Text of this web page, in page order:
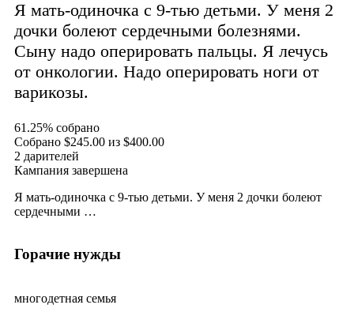
Я мать-одиночка с 9-тью детьми. У меня 2
дочки болеют сердечными болезнями.
Сыну надо оперировать пальцы. Я лечусь
от онкологии. Надо оперировать ноги от
варикозы.
61.25% собрано
Собрано $245.00 из $400.00
2 дарителей
Кампания завершена
Я мать-одиночка с 9-тью детьми. У меня 2 дочки болеют
сердечными …
Горачие нужды
многодетная семья